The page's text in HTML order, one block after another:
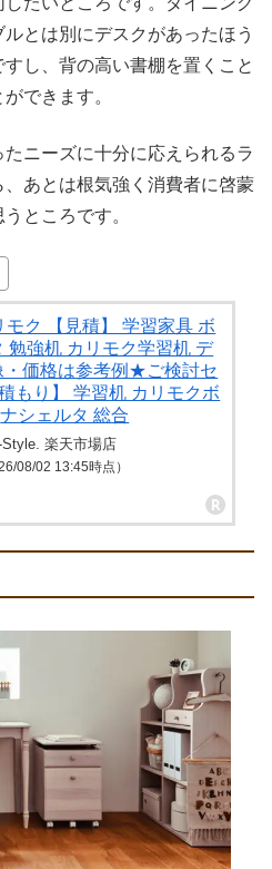
とは別にデスクがあったほう
し、背の高い書棚を置くこと
できます。
ニーズに十分に応えられるラ
あとは根気強く消費者に啓蒙
ところです。
モク 【見積】 学習家具 ボ
勉強机 カリモク学習机 デ
・価格は参考例★ご検討セ
もり】 学習机 カリモクボ
ナシェルタ 総合
楽天市場店
08/02 13:45時点）